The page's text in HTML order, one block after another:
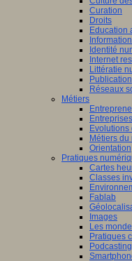
Curation
Droits
Education
Identité
Internet
Littératie
Publication
Réseaux
Métiers
Entreprises
Evolutions
Métiers
Orientation
Pratiques
Cartes
Classes
Fablab
Images
Les
Pratiques
Podcasting